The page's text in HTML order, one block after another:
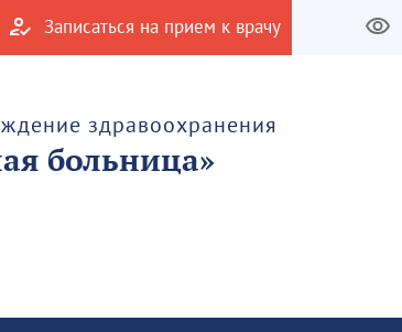
Записаться на прием к врачу
здравоохранения
больница»